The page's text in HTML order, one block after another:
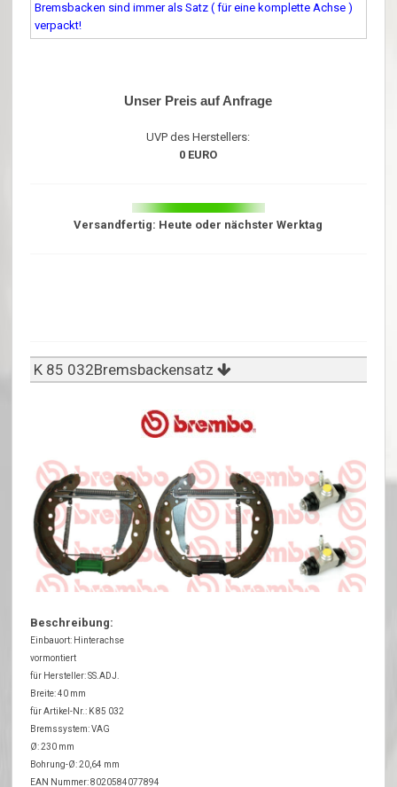
Bremsbacken sind immer als Satz ( für eine komplette Achse )
verpackt!
Unser Preis auf Anfrage
UVP des Herstellers:
0 EURO
Versandfertig: Heute oder nächster Werktag
K 85 032Bremsbackensatz
Beschreibung:
Einbauort: Hinterachse
vormontiert
für Hersteller: SS.ADJ.
Breite: 40 mm
für Artikel-Nr.: K 85 032
Bremssystem: VAG
Ø: 230 mm
Bohrung-Ø: 20,64 mm
EAN Nummer: 8020584077894